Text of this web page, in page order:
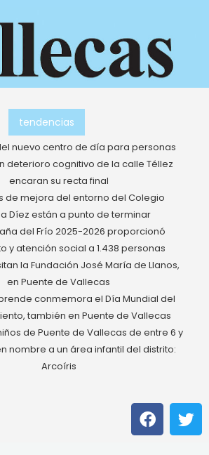
tendencias
nuevo centro de día para personas
deterioro cognitivo de la calle Téllez
encaran su recta final
de mejora del entorno del Colegio
Díez están a punto de terminar
del Frío 2025-2026 proporcionó
y atención social a 1.438 personas
la Fundación José María de Llanos,
en Puente de Vallecas
conmemora el Día Mundial del
también en Puente de Vallecas
de Puente de Vallecas de entre 6 y
nombre a un área infantil del distrito:
Arcoíris
F
a
c
T
w
i